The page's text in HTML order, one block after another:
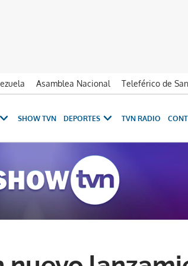
Asamblea Nacional Teleférico de
SHOW TVN DEPORTES TVN RADIO